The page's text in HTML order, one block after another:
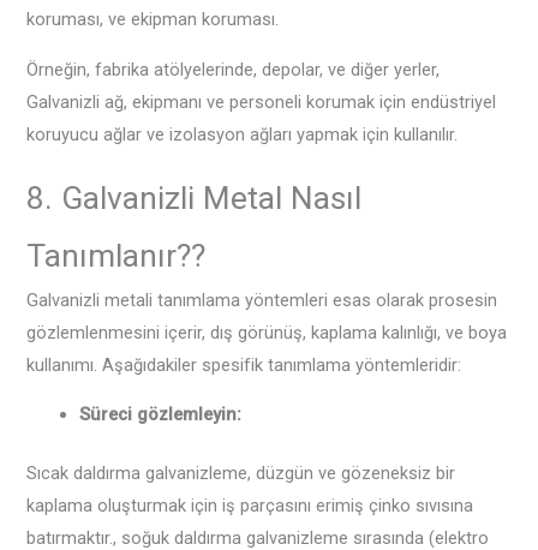
koruması, ve ekipman koruması.
Örneğin, fabrika atölyelerinde, depolar, ve diğer yerler,
Galvanizli ağ, ekipmanı ve personeli korumak için endüstriyel
koruyucu ağlar ve izolasyon ağları yapmak için kullanılır.
8. Galvanizli Metal Nasıl
Tanımlanır??
Galvanizli metali tanımlama yöntemleri esas olarak prosesin
gözlemlenmesini içerir, dış görünüş, kaplama kalınlığı, ve boya
kullanımı. Aşağıdakiler spesifik tanımlama yöntemleridir:
Süreci gözlemleyin:
Sıcak daldırma galvanizleme, düzgün ve gözeneksiz bir
kaplama oluşturmak için iş parçasını erimiş çinko sıvısına
batırmaktır., soğuk daldırma galvanizleme sırasında (elektro